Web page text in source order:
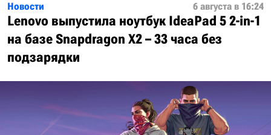
Новости 6 августа в 16:24
Lenovo выпустила ноутбук IdeaPad 5 2-in-1
на базе Snapdragon X2 – 33 часа без
подзарядки